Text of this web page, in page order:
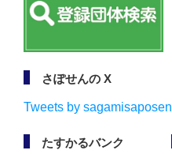
さぽせんの X
Tweets by sagamisaposen
たすかるバンク